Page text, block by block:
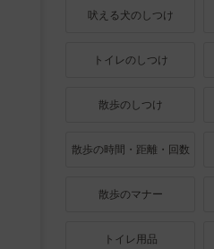
吠える犬のしつけ
トイレのしつけ
散歩のしつけ
散歩の時間・距離・回数
散歩のマナー
トイレ用品